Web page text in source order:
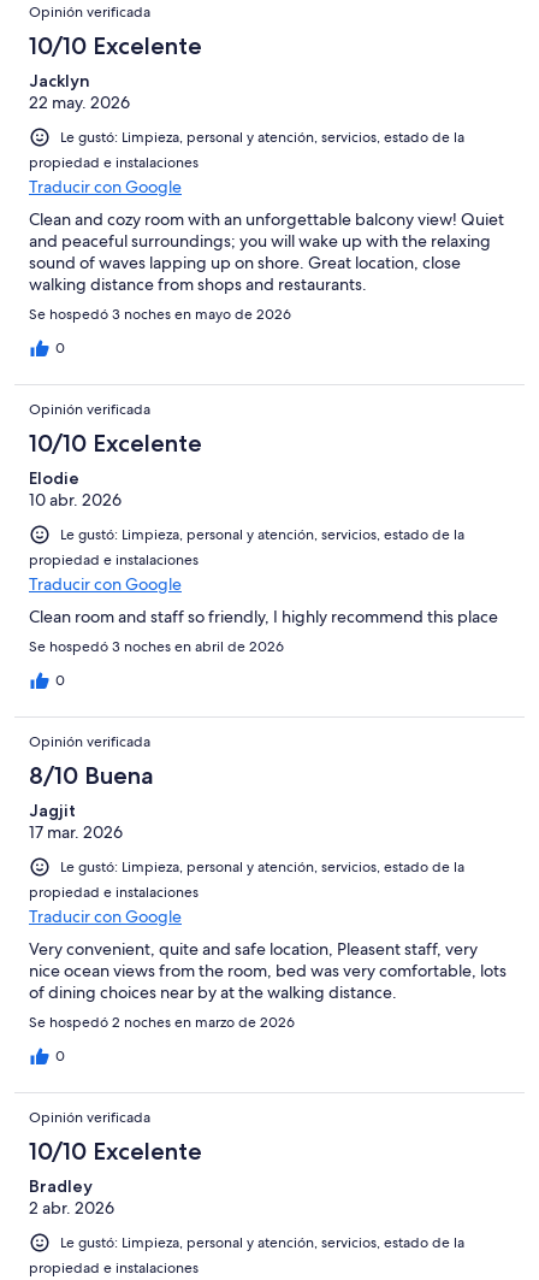
Opinión verificada
10/10 Excelente
Jacklyn
22 may. 2026
Le gustó: Limpieza, personal y atención, servicios, estado de la
propiedad e instalaciones
Traducir con Google
Clean and cozy room with an unforgettable balcony view! Quiet
and peaceful surroundings; you will wake up with the relaxing
sound of waves lapping up on shore. Great location, close
walking distance from shops and restaurants.
Se hospedó 3 noches en mayo de 2026
0
Opinión verificada
10/10 Excelente
Elodie
10 abr. 2026
Le gustó: Limpieza, personal y atención, servicios, estado de la
propiedad e instalaciones
Traducir con Google
Clean room and staff so friendly, I highly recommend this place
Se hospedó 3 noches en abril de 2026
0
Opinión verificada
8/10 Buena
Jagjit
17 mar. 2026
Le gustó: Limpieza, personal y atención, servicios, estado de la
propiedad e instalaciones
Traducir con Google
Very convenient, quite and safe location, Pleasent staff, very
nice ocean views from the room, bed was very comfortable, lots
of dining choices near by at the walking distance.
Se hospedó 2 noches en marzo de 2026
0
Opinión verificada
10/10 Excelente
Bradley
2 abr. 2026
Le gustó: Limpieza, personal y atención, servicios, estado de la
propiedad e instalaciones